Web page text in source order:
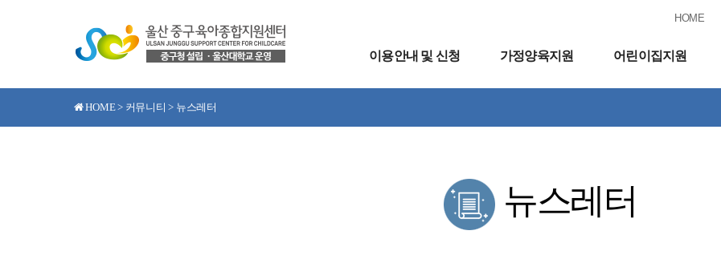
HOME
이용안내 및 신청 가정양육지원 어린이집지원
HOME > 커뮤니티 > 뉴스레터
뉴스레터